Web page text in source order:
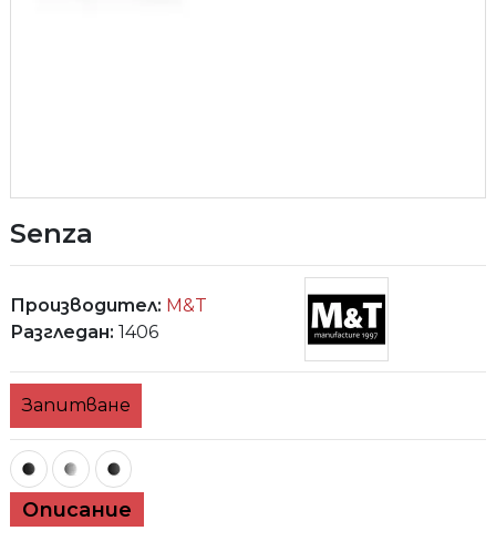
Senza
Описание
Производител: M&T
Разгледан: 1406
Запитване
SENZA